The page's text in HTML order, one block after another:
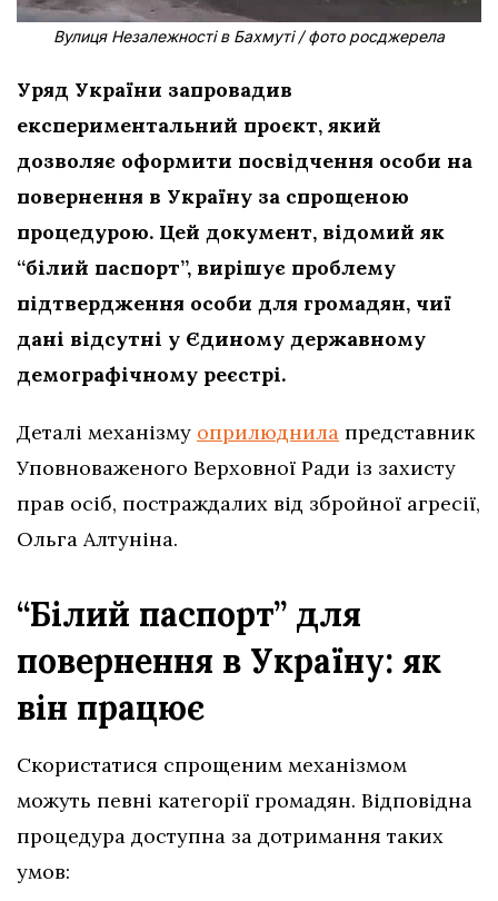
Вулиця Незалежності в Бахмуті / фото росджерела
Уряд України запровадив
експериментальний проєкт, який
дозволяє оформити посвідчення особи на
повернення в Україну за спрощеною
процедурою. Цей документ, відомий як
“білий паспорт”, вирішує проблему
підтвердження особи для громадян, чиї
дані відсутні у Єдиному державному
демографічному реєстрі.
Деталі механізму оприлюднила представник
Уповноваженого Верховної Ради із захисту
прав осіб, постраждалих від збройної агресії,
Ольга Алтуніна.
“Білий паспорт” для
повернення в Україну: як
він працює
Скористатися спрощеним механізмом
можуть певні категорії громадян. Відповідна
процедура доступна за дотримання таких
умов: